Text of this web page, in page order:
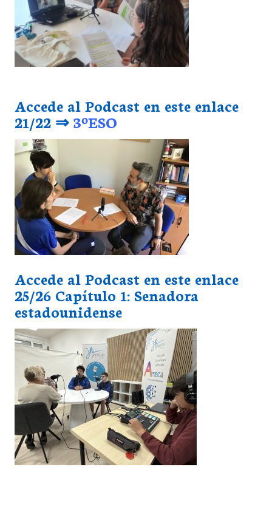
Accede al Podcast en este enlace
21/22 ⇒ 3ºESO
Accede al Podcast en este enlace
25/26 Capítulo 1: Senadora
estadounidense